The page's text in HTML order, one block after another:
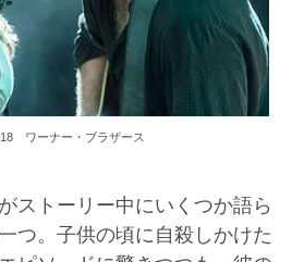
ワーナー・ブラザース
ストーリー中にいくつか語ら
つ。子供の頃に自殺しかけた